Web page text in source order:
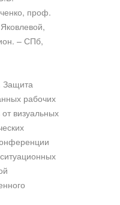
проф.
– СПб,
рабочих
визуальных